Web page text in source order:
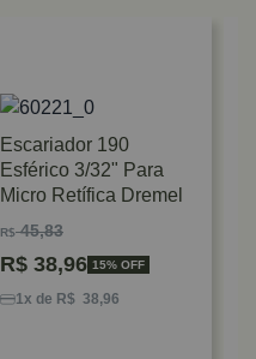
Escariador 190
Esférico 3/32" Para
Micro Retífica Dremel
R$45,83
R$ 38,96 15% OFF
1x de R$ 38,96